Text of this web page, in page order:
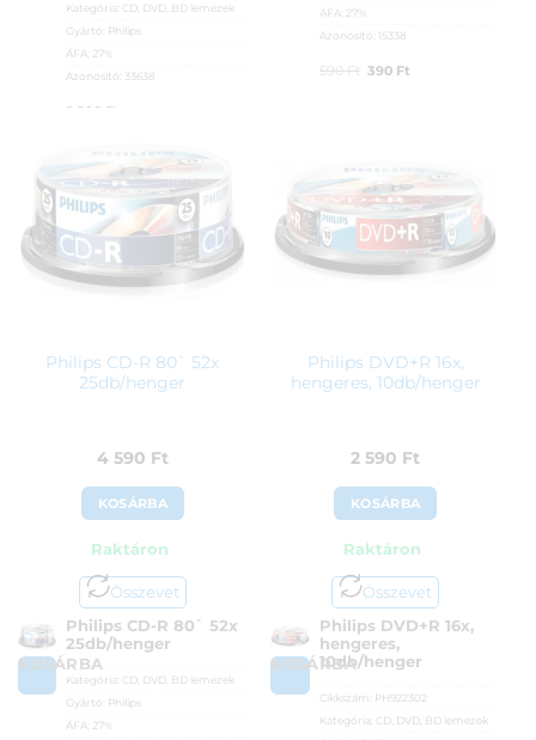
Kategória: CD, DVD, BD lemezek
Gyártó: Philips
ÁFA: 27%
Azonosító: 33638
2 590 Ft
ÁFA: 27%
Azonosító: 15338
590Ft Original
390 Ft
Philips CD-R 80` 52x
25db/henger
4 590 Ft
KOSÁRBA
Raktáron
Összevet
KOSÁRBA
Philips CD-R 80` 52x
25db/henger
Kategória: CD, DVD, BD lemezek
Gyártó: Philips
ÁFA:
27%
Philips DVD+R 16x,
hengeres, 10db/henger
2 590 Ft
KOSÁRBA
Raktáron
Összevet
KOSÁRBA
Philips DVD+R 16x,
hengeres,
10db/henger
Cikkszám: PH922302
Kategória: CD, DVD, BD lemezek